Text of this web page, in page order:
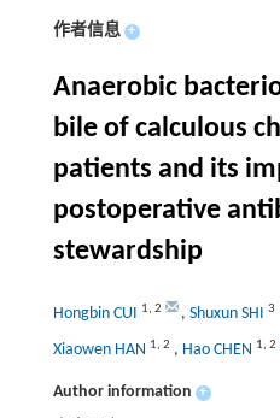
作者信息 +
Anaerobic
bile of calculous
patients and its
postoperative
stewardship
Hongbin CUI 1, 2 , Shuxun SHI 3
Xiaowen HAN 1, 2 , Hao CHEN 1, 2
Author information +